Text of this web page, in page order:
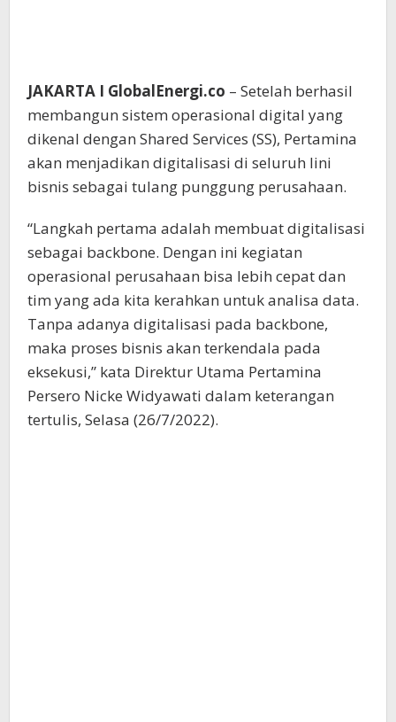
JAKARTA I GlobalEnergi.co – Setelah berhasil
membangun sistem operasional digital yang
dikenal dengan Shared Services (SS), Pertamina
akan menjadikan digitalisasi di seluruh lini
bisnis sebagai tulang punggung perusahaan.
“Langkah pertama adalah membuat digitalisasi
sebagai backbone. Dengan ini kegiatan
operasional perusahaan bisa lebih cepat dan
tim yang ada kita kerahkan untuk analisa data.
Tanpa adanya digitalisasi pada backbone,
maka proses bisnis akan terkendala pada
eksekusi,” kata Direktur Utama Pertamina
Persero Nicke Widyawati dalam keterangan
tertulis, Selasa (26/7/2022).